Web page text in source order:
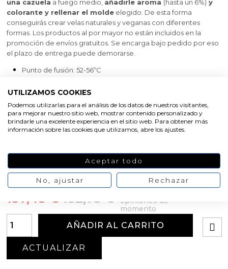
una cazuela a fuego medio, añadirle aroma (hasta un 6%) y
colorante y rellenar el moldeelegido. De esta forma
conseguirás crear velas naturales y veganas con diferentes
formas. Los productos al por mayor no están incluidos en la
promoción de envíos gratuitos. Se encarga bajo pedido por eso
el plazo de entrega puede demorarse.
Punto de fusión: 52-56ºC
vegetal
Oferta
-10%
152,73 €
137,45 €
opiniones de
momento
AÑADIR AL CARRITO
UTILIZAMOS COOKIES
Podemos utilizarlas para el análisis de los datos de nuestros visitantes,
para mejorar nuestro sitio web, mostrar contenido personalizado y
brindarle una excelente experiencia en el sitio web. Para obtener más
información sobre las cookies que utilizamos, abre los ajustes.
Aceptar todo
No, ajustar Rechazar